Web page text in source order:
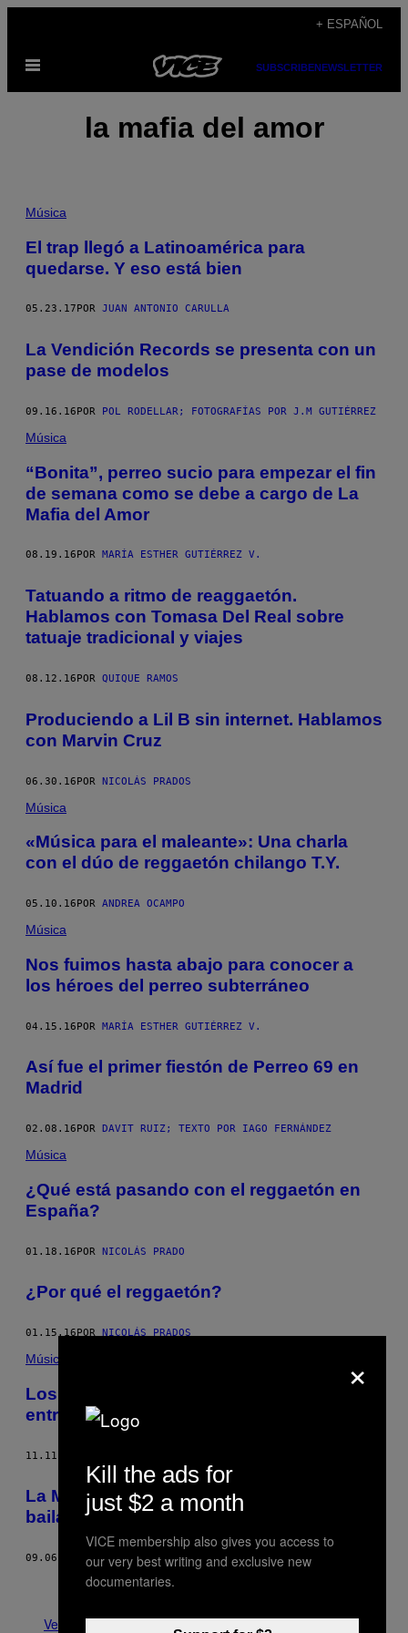
contenido
+ ESPAÑOL
Abrir
SUBSCRIBENEWSLETTER
la mafia del amor
Música
El trap llegó a Latinoamérica para
quedarse. Y eso está bien
05.23.17 POR JUAN ANTONIO CARULLA
La Vendición Records se presenta con un
pase de modelos
09.16.16POR POL RODELLAR; FOTOGRAFÍAS POR J.M GUTIÉRREZ
Música
“Bonita”, perreo sucio para empezar el fin
de semana como se debe a cargo de La
Mafia del Amor
08.19.16 POR MARÍA ESTHER GUTIÉRREZ V.
Tatuando a ritmo de reaggaetón.
Hablamos con Tomasa Del Real sobre
tatuaje tradicional y viajes
08.12.16POR QUIQUE RAMOS
Produciendo a Lil B sin internet. Hablamos
con Marvin Cruz
06.30.16POR NICOLÁS PRADOS
Música
«Música para el maleante»: Una charla
con el dúo de reggaetón chilango T.Y.
05.10.16 POR ANDREA OCAMPO
Música
Nos fuimos hasta abajo para conocer a
los héroes del perreo subterráneo
04.15.16POR MARÍA ESTHER GUTIÉRREZ V.
Así fue el primer fiestón de Perreo 69 en
Madrid
02.08.16 POR DAVIT RUIZ; TEXTO POR IAGO FERNÁNDEZ
Música
¿Qué está pasando con el reggaetón en
España?
01.18.16POR NICOLÁS PRADO
​¿Por qué el reggaetón?
01.15.16 POR NICOLÁS PRADOS
Música
Los gángsters también lloran: una
entrevista con Pxxr Gvng
11.11.15
La Mafia del Amor: facturando con rap y
bailando reggaetón
09.06.15 PORMEXICAN JIHAD
Más antiguo
Ver todo
×
Kill the ads for
just $2 a month
VICE membership also gives you access to
our very best writing and exclusive new
documentaries.